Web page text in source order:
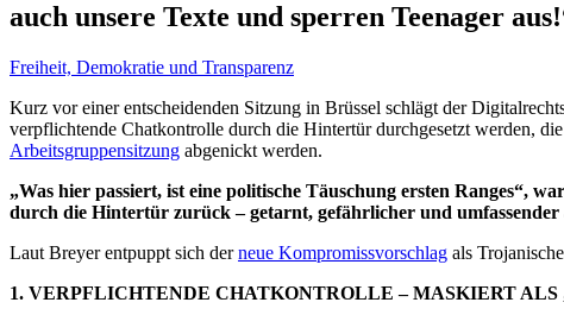
auch unsere Texte und sperren Teenager
Freiheit, Demokratie und Transparenz
Kurz vor einer entscheidenden Sitzung in Brüssel schlägt der
verpflichtende Chatkontrolle durch die Hintertür durchgesetzt werden,
Arbeitsgruppensitzung abgenickt werden.
„Was hier passiert, ist eine politische Täuschung ersten Ranges“,
durch die Hintertür zurück – getarnt, gefährlicher und
Laut Breyer entpuppt sich derneue Kompromissvorschlag als
1. VERPFLICHTENDE CHATKONTROLLE – MASKIERT